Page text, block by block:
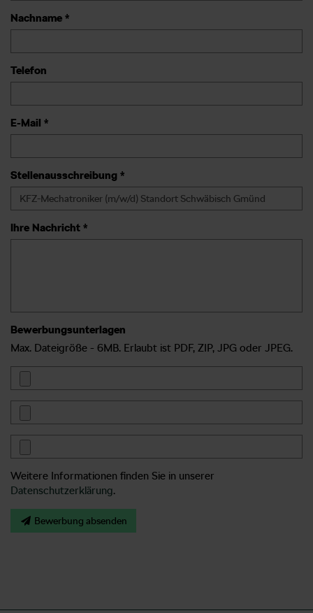
Nachname *
Telefon
E-Mail *
Stellenausschreibung *
Ihre Nachricht *
Bewerbungsunterlagen
Max. Dateigröße - 6MB. Erlaubt ist PDF, ZIP, JPG oder JPEG.
Weitere Informationen finden Sie in unserer
Datenschutzerklärung.
Bewerbung absenden